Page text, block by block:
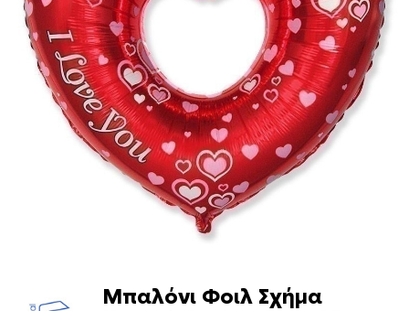
Μπαλόνι Φοιλ Σχήμα